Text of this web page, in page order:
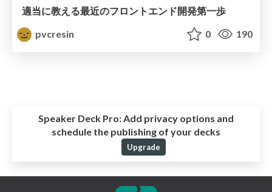
適当に教える最近のフロントエンド開発第一歩
pvcresin
0 190
Speaker Deck Pro:Add privacy options and
schedule the publishing of your decks
Upgrade